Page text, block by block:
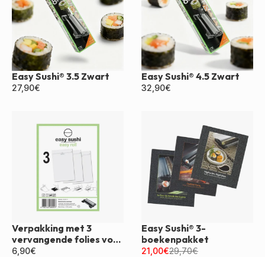
Easy Sushi® 3.5 Zwart
27,90€
Easy Sushi® 4.5 Zwart
32,90€
Verpakking met 3
vervangende folies voor
Easy Sushi®
6,90€
Easy Sushi® 3-
boekenpakket
21,00€29,70€